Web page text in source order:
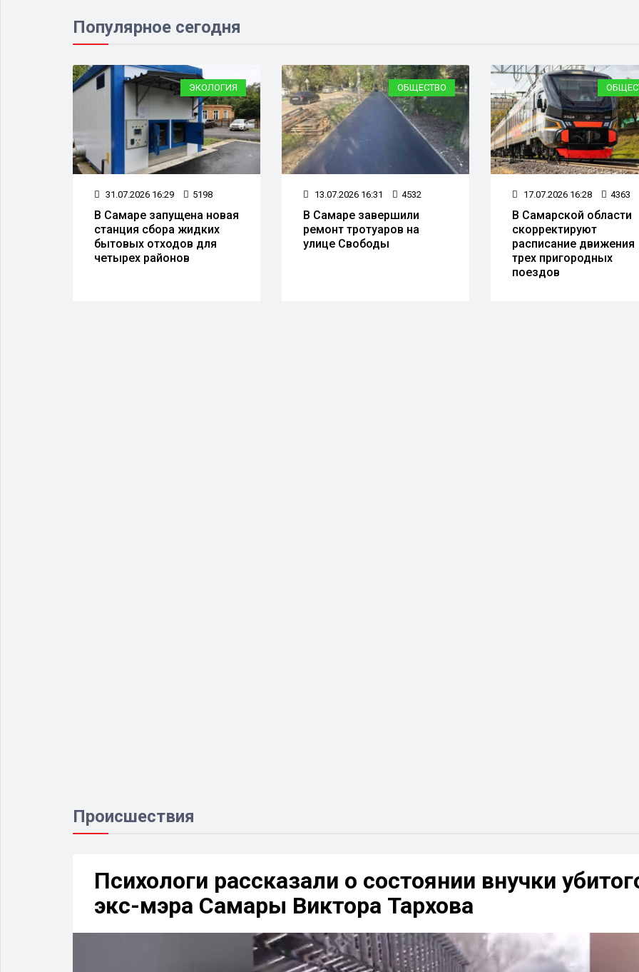
Популярное сегодня
ЭКОЛОГИЯ
31.07.2026 16:29 5198
В Самаре запущена новая
станция сбора жидких
бытовых отходов для
четырех районов
ОБЩЕСТВО
13.07.2026 16:31 4532
В Самаре завершили
ремонт тротуаров на
улице Свободы
17.07.2026 16:28 4363
В Самарской области
скорректируют
расписание движения
трех пригородных
поездов
Происшествия
Психологи рассказали о состоянии внучки
экс-мэра Самары Виктора Тархова